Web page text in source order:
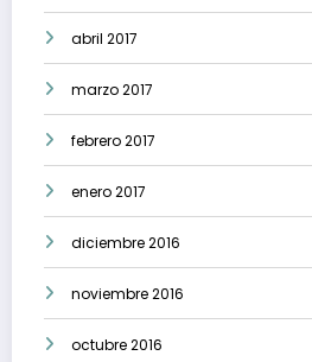
abril 2017
marzo 2017
febrero 2017
enero 2017
diciembre 2016
noviembre 2016
octubre 2016